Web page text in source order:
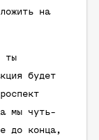
на
ты
будет
мы чуть-
до конца,